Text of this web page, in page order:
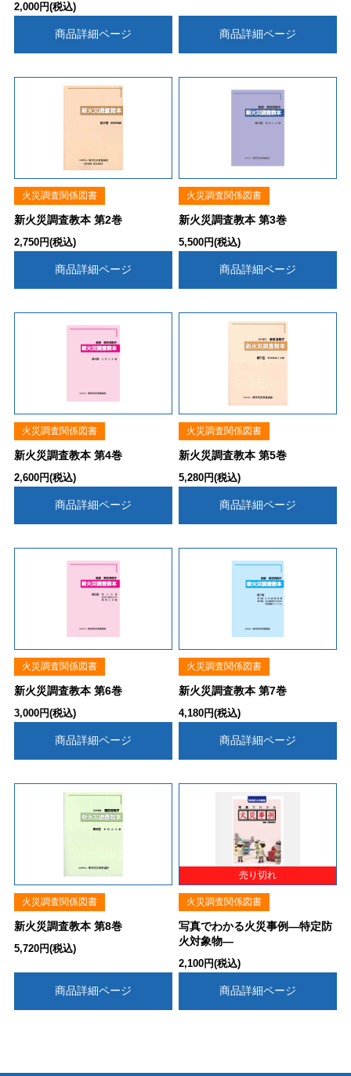
2,000円(税込)
商品詳細ページ 商品詳細ページ
火災調査関係図書
新火災調査教本 第2巻
2,750円(税込)
商品詳細ページ
火災調査関係図書
新火災調査教本 第3巻
5,500円(税込)
商品詳細ページ
火災調査関係図書
新火災調査教本 第4巻
2,600円(税込)
商品詳細ページ
火災調査関係図書
新火災調査教本 第5巻
5,280円(税込)
商品詳細ページ
火災調査関係図書
新火災調査教本 第6巻
3,000円(税込)
商品詳細ページ
火災調査関係図書
新火災調査教本 第7巻
4,180円(税込)
商品詳細ページ
火災調査関係図書
新火災調査教本 第8巻
5,720円(税込)
商品詳細ページ
火災調査関係図書
写真でわかる火災事例―特定防
火対象物―
2,100円(税込)
商品詳細ページ